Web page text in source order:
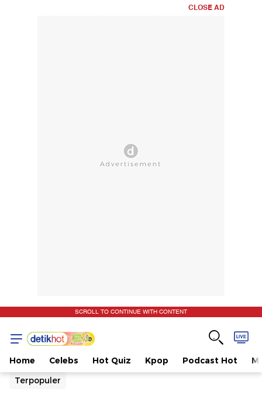
CLOSE AD
SCROLL TO CONTINUE WITH CONTENT
Home Celebs Hot Quiz Kpop Podcast Hot
Terpopuler